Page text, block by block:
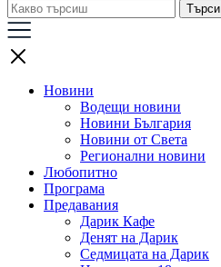
Новини
Водещи новини
Новини България
Новини от Света
Регионални новини
Любопитно
Програма
Предавания
Дарик Кафе
Денят на Дарик
Седмицата на Дарик